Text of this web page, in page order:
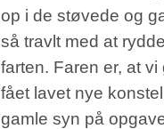
op i de støvede og
så travlt med at
farten. Faren er, at
fået lavet nye
gamle syn på